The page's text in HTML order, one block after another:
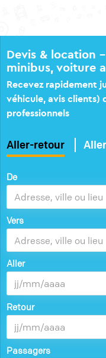
Devis & location
minibus, voiture
Recevez rapidement
véhicule, avis clients)
professionnels
Aller-retour
De
Vers
Aller
Retour
Passagers